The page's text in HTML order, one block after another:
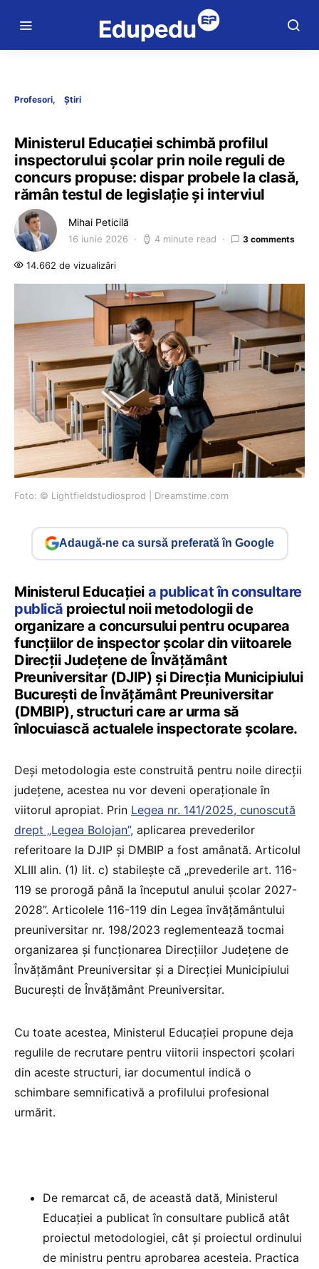
Profesori Știri
Ministerul Educației schimbă profilul
inspectorului școlar prin noile reguli de
concurs propuse: dispar probele la clasă,
rămân testul de legislație și interviul
Mihai Peticilă
16 iunie 2026 4 minute read 3 comments
14.662 de vizualizări
Foto: © Lightfieldstudiosprod | Dreamstime.com
Adaugă-ne ca sursă preferată în Google
Ministerul Educației a publicat în consultare
publică proiectul noii metodologii de
organizare a concursului pentru ocuparea
funcțiilor de inspector școlar din viitoarele
Direcții Județene de Învățământ
Preuniversitar (DJIP) și Direcția Municipiului
București de Învățământ Preuniversitar
(DMBIP), structuri care ar urma să
înlocuiască actualele inspectorate școlare.
Deși metodologia este construită pentru noile direcții
județene, acestea nu vor deveni operaționale în
viitorul apropiat. Prin Legea nr. 141/2025, cunoscută
drept „Legea Bolojan”, aplicarea prevederilor
referitoare la DJIP și DMBIP a fost amânată. Articolul
XLIII alin. (1) lit. c) stabilește că „prevederile art. 116-
119 se prorogă până la începutul anului școlar 2027-
2028”. Articolele 116-119 din Legea învățământului
preuniversitar nr. 198/2023 reglementează tocmai
organizarea și funcționarea Direcțiilor Județene de
Învățământ Preuniversitar și a Direcției Municipiului
București de Învățământ Preuniversitar.
Cu toate acestea, Ministerul Educației propune deja
regulile de recrutare pentru viitorii inspectori școlari
din aceste structuri, iar documentul indică o
schimbare semnificativă a profilului profesional
urmărit.
De remarcat că, de această dată, Ministerul
Educației a publicat în consultare publică atât
proiectul metodologiei, cât și proiectul ordinului
de ministru pentru aprobarea acesteia. Practica